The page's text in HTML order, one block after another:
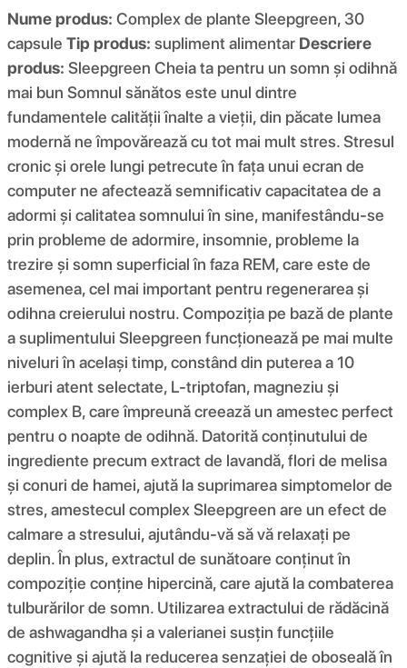
Nume produs: Complex de plante Sleepgreen, 30
capsule Tip produs: supliment alimentar Descriere
produs: Sleepgreen Cheia ta pentru un somn și odihnă
mai bun Somnul sănătos este unul dintre
fundamentele calității înalte a vieții, din păcate lumea
modernă ne împovărează cu tot mai mult stres. Stresul
cronic și orele lungi petrecute în fața unui ecran de
computer ne afectează semnificativ capacitatea de a
adormi și calitatea somnului în sine, manifestându-se
prin probleme de adormire, insomnie, probleme la
trezire și somn superficial în faza REM, care este de
asemenea, cel mai important pentru regenerarea și
odihna creierului nostru. Compoziția pe bază de plante
a suplimentului Sleepgreen funcționează pe mai multe
niveluri în același timp, constând din puterea a 10
ierburi atent selectate, L-triptofan, magneziu și
complex B, care împreună creează un amestec perfect
pentru o noapte de odihnă. Datorită conținutului de
ingrediente precum extract de lavandă, flori de melisa
și conuri de hamei, ajută la suprimarea simptomelor de
stres, amestecul complex Sleepgreen are un efect de
calmare a stresului, ajutându-vă să vă relaxați pe
deplin. În plus, extractul de sunătoare conținut în
compoziție conține hipercină, care ajută la combaterea
tulburărilor de somn. Utilizarea extractului de rădăcină
de ashwagandha și a valerianei susțin funcțiile
cognitive și ajută la reducerea senzației de oboseală în